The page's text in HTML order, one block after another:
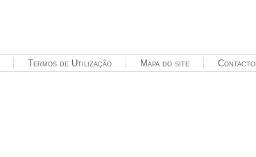
Mapa do site
Termos de Utilização